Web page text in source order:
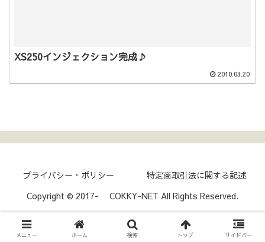
XS250インジェクション完成♪
2010.03.20
プライバシー・ポリシー
特定商取引法に関する記述
Copyright © 2017- COKKY-NET All Rights Reserved.
メニュー ホーム 検索 トップ サイドバー